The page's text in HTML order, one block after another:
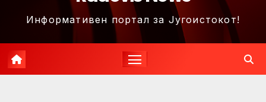
Информативен портал за Југоистокот!